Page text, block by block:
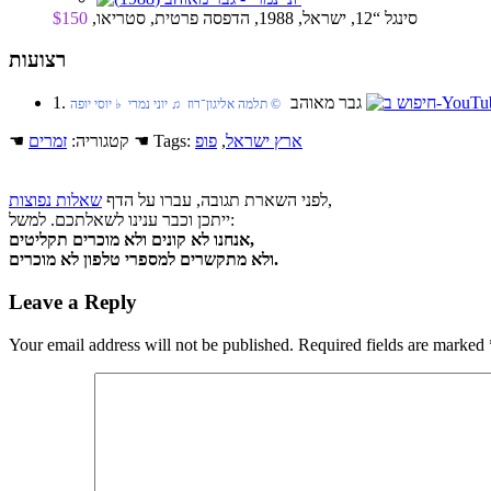
סינגל “12, ישראל, 1988, הדפסה פרטית, סטריאו, $150
רצועות
1. גבר מאוהב © תלמה אליגון־רוז ♫ יוני נמרי ♭ יוסי יופה
☚ קטגוריה: זמרים ☚ Tags: ארץ ישראל, פופ
לפני השארת תגובה, עברו על הדף שאלות נפוצות
,
ייתכן וכבר ענינו לשאלתכם. למשל:
אנחנו לא קונים ולא מוכרים תקליטים,
ולא מתקשרים למספרי טלפון לא מוכרים.
Leave a Reply
Your email address will not be published. Required fields are marked